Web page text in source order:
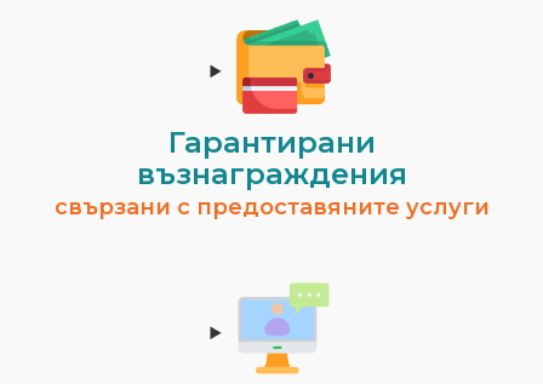
Гарантирани
възнаграждения
свързани с предоставяните услуги